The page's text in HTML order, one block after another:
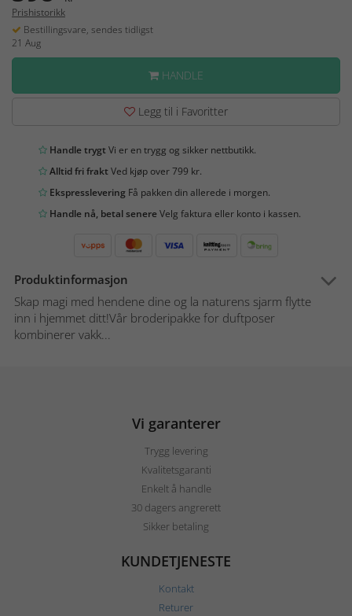
Prishistorikk
Bestillingsvare, sendes tidligst
21 Aug
HANDLE
Legg til i Favoritter
Handle trygtVi er en trygg og sikker nettbutikk.
Alltid fri fraktVed kjøp over 799 kr.
Ekspresslevering Få pakken din allerede i morgen.
Handle nå, betal senereVelg faktura eller konto i kassen.
Produktinformasjon
Skap magi med hendene dine og la naturens sjarm flytte
inn i hjemmet ditt!Vår broderipakke for duftposer
kombinerer vakk...
Vi garanterer
Trygg levering
Kvalitetsgaranti
Enkelt å handle
30 dagers angrerett
Sikker betaling
KUNDETJENESTE
Kontakt
Returer